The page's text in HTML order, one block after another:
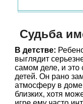
Судьба
В детстве:
выглядит
самом деле, и это
детей. Он рано
атмосферу в
близких, хотя